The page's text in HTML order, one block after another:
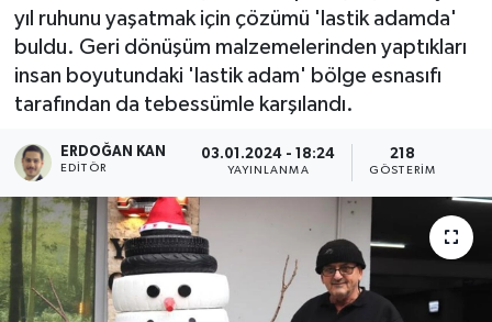
yıl ruhunu yaşatmak için çözümü 'lastik adamda'
buldu. Geri dönüşüm malzemelerinden yaptıkları
insan boyutundaki 'lastik adam' bölge esnasıfı
tarafından da tebessümle karşılandı.
ERDOĞAN KAN
EDITÖR
03.01.2024 - 18:24
YAYINLANMA
218
GÖSTERIM